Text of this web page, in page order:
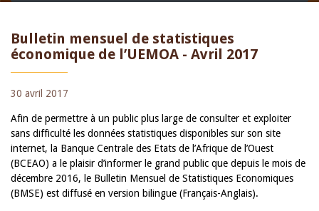
Bulletin mensuel de statistiques
économique de l’UEMOA - Avril 2017
30 avril 2017
Afin de permettre à un public plus large de consulter et exploiter
sans difficulté les données statistiques disponibles sur son site
internet, la Banque Centrale des Etats de l’Afrique de l’Ouest
(BCEAO) a le plaisir d’informer le grand public que depuis le mois de
décembre 2016, le Bulletin Mensuel de Statistiques Economiques
(BMSE) est diffusé en version bilingue (Français-Anglais).